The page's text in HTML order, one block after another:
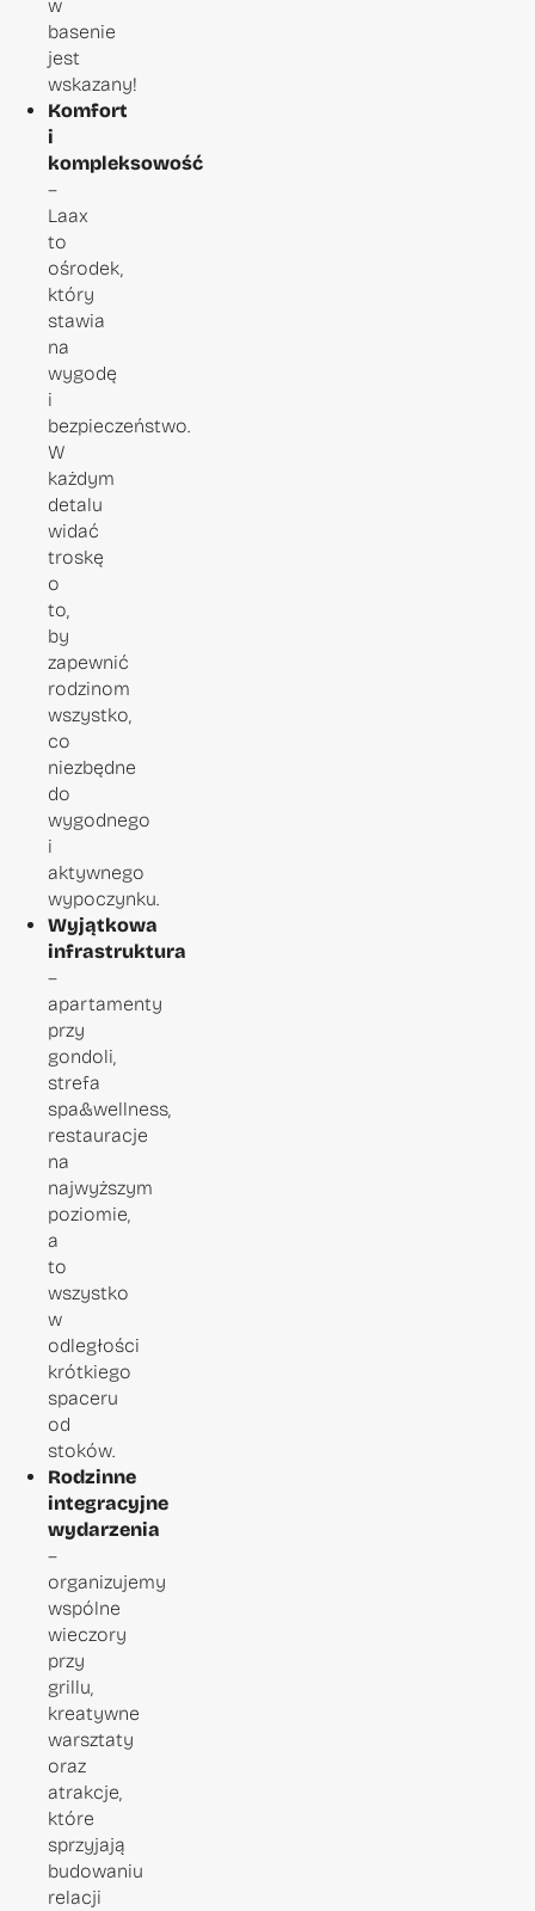
w
basenie
jest
wskazany!
Komfort
i
kompleksowość
–
Laax
to
ośrodek,
który
stawia
na
wygodę
i
bezpieczeństwo.
W
każdym
detalu
widać
troskę
o
to,
by
zapewnić
rodzinom
wszystko,
co
niezbędne
do
wygodnego
i
aktywnego
wypoczynku.
Wyjątkowa
infrastruktura
–
apartamenty
przy
gondoli,
strefa
spa&wellness,
restauracje
na
najwyższym
poziomie,
a
to
wszystko
w
odległości
krótkiego
spaceru
od
stoków.
Rodzinne
integracyjne
wydarzenia
–
organizujemy
wspólne
wieczory
przy
grillu,
kreatywne
warsztaty
oraz
atrakcje,
które
sprzyjają
budowaniu
relacji